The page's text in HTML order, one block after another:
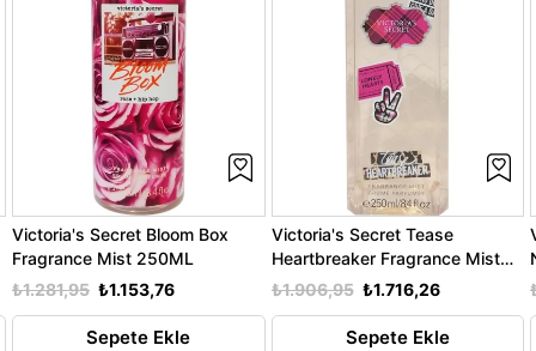
Victoria's Secret Bloom Box
Fragrance Mist 250ML
₺1.153,76
₺1.281,95
Sepete Ekle
Victoria's Secret Tease
Heartbreaker Fragrance Mist
250ML
₺1.716,26
₺1.906,95
Sepete Ekle